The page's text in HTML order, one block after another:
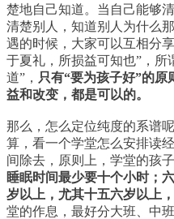
楚地自己知道。当自己能够
清楚别人，知道别人为什么
遇的时候，大家可以互相分
于夏礼，所损益可知也”，所
道”， 只有“要为孩子好”的
益和改变，都是可以的。
那么，怎么定位纯度的系谱
算，看一个学堂怎么安排读
间除去，原则上，学堂的孩
睡眠时间最少要十个小时；
岁以上，尤其十五六岁以上
堂的作息，最好分大班、中班